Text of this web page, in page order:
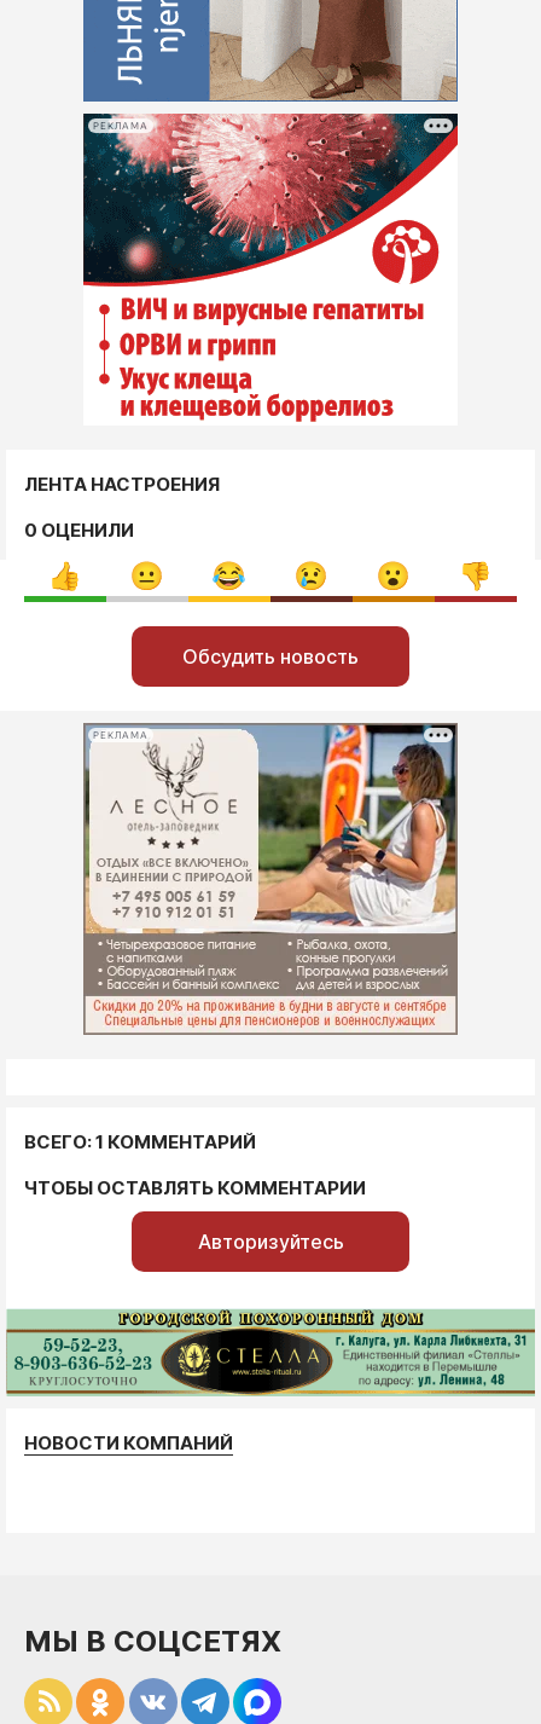
РЕКЛАМА
ЛЕНТА НАСТРОЕНИЯ
0 ОЦЕНИЛИ
Обсудить новость
РЕКЛАМА
ВСЕГО: 1 КОММЕНТАРИЙ
ЧТОБЫ ОСТАВЛЯТЬ КОММЕНТАРИИ
Авторизуйтесь
НОВОСТИ КОМПАНИЙ
МЫ В СОЦСЕТЯХ